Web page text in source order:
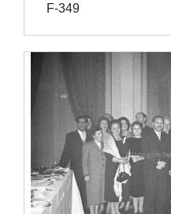
F-349